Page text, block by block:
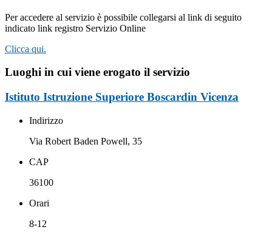
Per accedere al servizio è possibile collegarsi al link di seguito
indicato link registro Servizio Online
Clicca qui.
Luoghi in cui viene erogato il servizio
Istituto Istruzione Superiore Boscardin Vicenza
Indirizzo
Via Robert Baden Powell, 35
CAP
36100
Orari
8-12